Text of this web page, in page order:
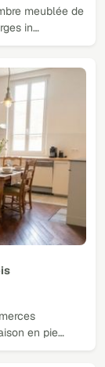
meublée de
in…
en pie…